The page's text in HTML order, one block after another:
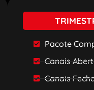
Pacote
Canais
Canais